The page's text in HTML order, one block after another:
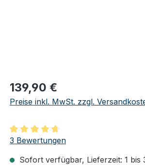
Regulärer Preis:
139,90 €
Preise inkl. MwSt. zzgl.
Durchschnittliche Bewertung von
3 Bewertungen
Sofort verfügbar, Lieferzeit: 1 bis